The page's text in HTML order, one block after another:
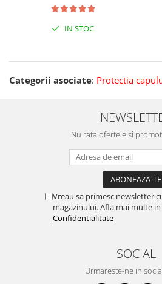
IN STOC
Categorii asociate: Protectia
Nu rata ofertele si
Vreau sa primesc newsletter
magazinului. Afla mai multe in
Confidentialitate
SOCIAL
Urmareste-ne in